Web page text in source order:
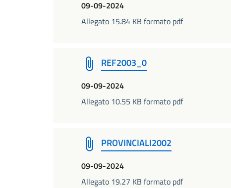
09-09-2024
Allegato 15.84 KB formato pdf
REF2003_0
09-09-2024
Allegato 10.55 KB formato pdf
PROVINCIALI2002
09-09-2024
Allegato 19.27 KB formato pdf